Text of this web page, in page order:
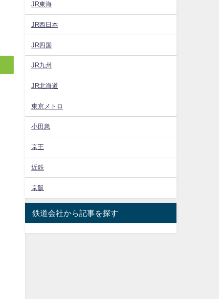
JR東海
JR西日本
JR四国
JR九州
JR北海道
東京メトロ
小田急
京王
近鉄
京阪
鉄道会社から記事を探す